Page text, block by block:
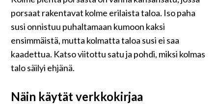
Kuvatyökalut
Saavutettavuus
På svenska
In English
porsaat rakentavat kolme erilaista taloa. Iso paha
susi onnistuu puhaltamaan kumoon kaksi
ensimmäistä, mutta kolmatta taloa susi ei saa
kaadettua. Katso viitottu satu ja pohdi, miksi kolmas
talo säilyi ehjänä.
Näin käytät verkkokirjaa